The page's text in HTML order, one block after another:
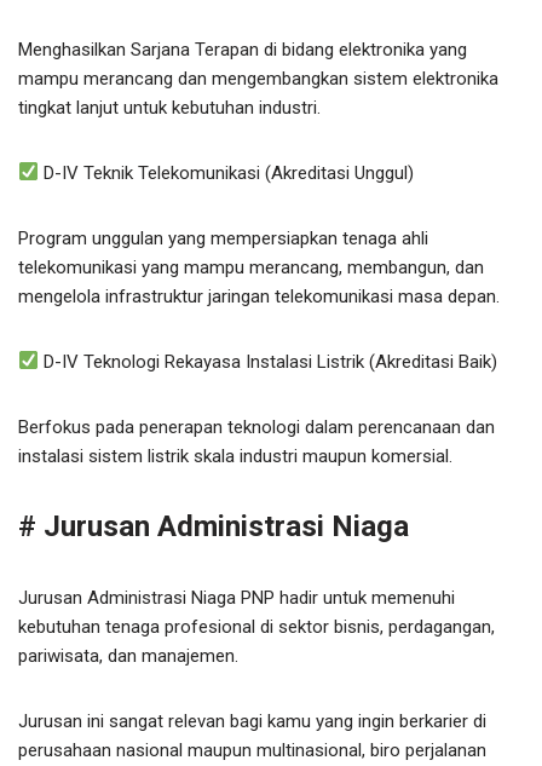
Menghasilkan Sarjana Terapan di bidang elektronika yang
mampu merancang dan mengembangkan sistem elektronika
tingkat lanjut untuk kebutuhan industri.
D-IV Teknik Telekomunikasi (Akreditasi Unggul)
Program unggulan yang mempersiapkan tenaga ahli
telekomunikasi yang mampu merancang, membangun, dan
mengelola infrastruktur jaringan telekomunikasi masa depan.
D-IV Teknologi Rekayasa Instalasi Listrik (Akreditasi Baik)
Berfokus pada penerapan teknologi dalam perencanaan dan
instalasi sistem listrik skala industri maupun komersial.
# Jurusan Administrasi Niaga
Jurusan Administrasi Niaga PNP hadir untuk memenuhi
kebutuhan tenaga profesional di sektor bisnis, perdagangan,
pariwisata, dan manajemen.
Jurusan ini sangat relevan bagi kamu yang ingin berkarier di
perusahaan nasional maupun multinasional, biro perjalanan